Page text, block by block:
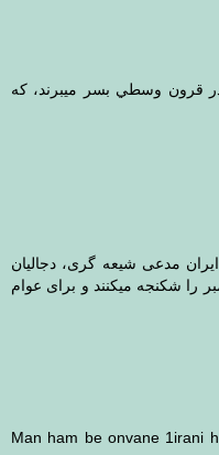
قرون وسطي بسر ميبرند، كه
مدعی شیعه گری، دجالیان
را شکنجه میکنند و برای عوام
Man ham be onvane 1irani